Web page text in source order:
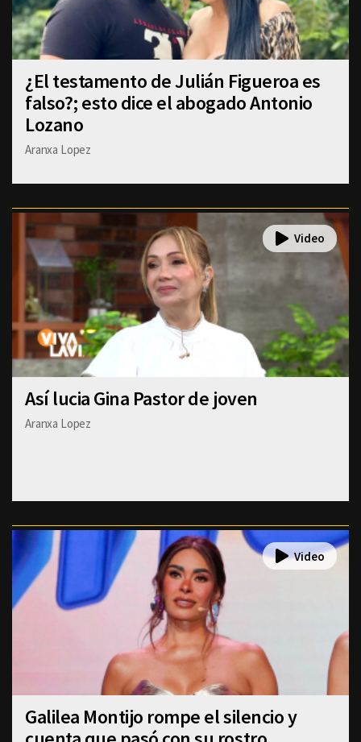
¿El testamento de Julián Figueroa es
falso?; esto dice el abogado Antonio
Lozano
Aranxa Lopez
Así lucia Gina Pastor de joven
Aranxa Lopez
Galilea Montijo rompe el silencio y